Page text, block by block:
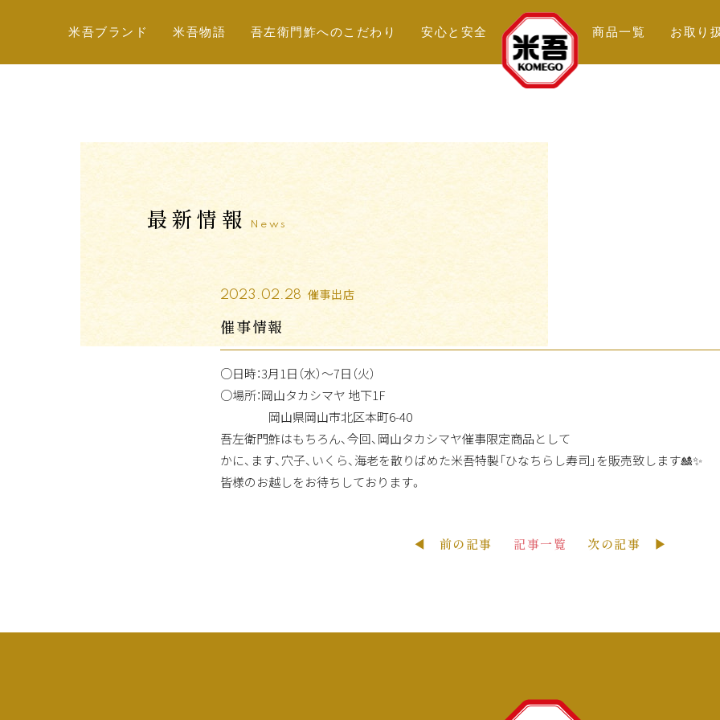
米吾ブランド 米吾物語 吾左衛門鮓へのこだわり 安心と 安全 商品一覧 お取り
最新情報 News
2023.02.28 催事出店
催事情報
○日時：3月1日（水）〜7日（火）
○場所：岡山タカシマヤ 地下1F
岡山県岡山市北区本町6-40
吾左衛門鮓はもちろん、今回、岡山タカシマヤ催事限定商品として
かに、ます、穴子、いくら、海老を散りばめた米吾特製「ひなちらし寿司」を販売致します🎎✨
皆様のお越しをお待ちしております。
◀ 前の記事 記事一覧 次の記事 ▶